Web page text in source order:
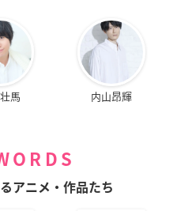
馬 内山昂輝
アニメ・作品たち